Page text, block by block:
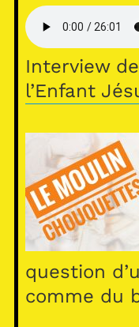
s
A
p
p
Interview
l’Enfant
question
comme du